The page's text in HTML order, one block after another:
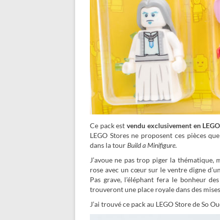
Ce pack estvendu exclusivement en
LEGO Stores ne proposent ces pièces
dans la tourBuild a Minifigure.
J’avoue ne pas trop piger la thématique,
rose avec un cœur sur le ventre digne
Pas grave, l’éléphant fera le bonheur
trouveront une place royale dans des
J’ai trouvé ce pack au LEGO Store de So